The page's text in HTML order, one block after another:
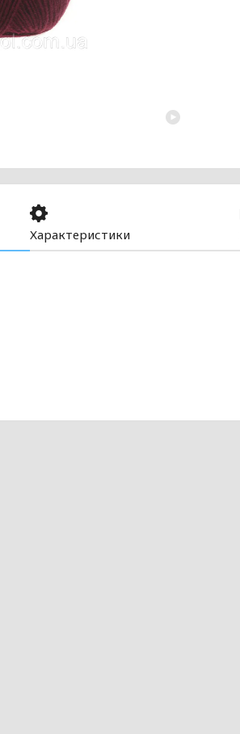
Характеристики